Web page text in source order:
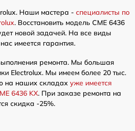
Наши мастера - специалисты по
. Восстановить модель CME 6436
новой задачей. На все виды
имеется гарантия.
ремонта. Мы большая
Electrolux. Мы имеем более 20 тыс.
на наших складах уже имеется
6436 KX. При заказе ремонта на
скидка -25%.